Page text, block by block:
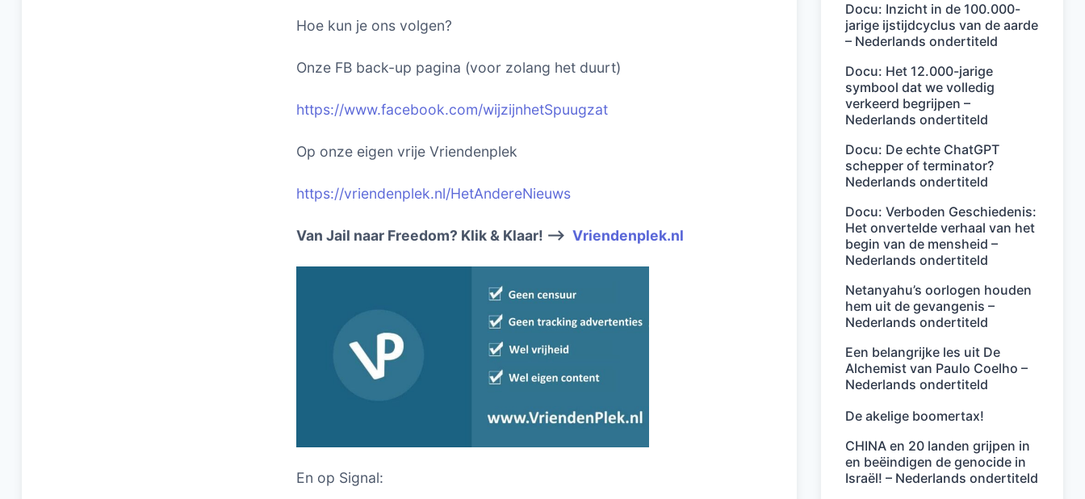
Hoe kun je ons volgen?
Onze FB back-up pagina (voor zolang het duurt)
https://www.facebook.com/wijzijnhetSpuugzat
Op onze eigen vrije Vriendenplek
https://vriendenplek.nl/HetAndereNieuws
Van Jail naar Freedom? Klik & Klaar! –> Vriendenplek.nl
En op Signal:
Docu: Inzicht in de 100.000-
jarige ijstijdcyclus van de aarde
– Nederlands ondertiteld
Docu: Het 12.000-jarige
symbool dat we volledig
verkeerd begrijpen –
Nederlands ondertiteld
Docu: De echte ChatGPT
schepper of terminator?
Nederlands ondertiteld
Docu: Verboden Geschiedenis:
Het onvertelde verhaal van het
begin van de mensheid –
Nederlands ondertiteld
Netanyahu’s oorlogen houden
hem uit de gevangenis –
Nederlands ondertiteld
Een belangrijke les uit De
Alchemist van Paulo Coelho –
Nederlands ondertiteld
De akelige boomertax!
CHINA en 20 landen grijpen in
en beëindigen de genocide in
Israël! – Nederlands ondertiteld